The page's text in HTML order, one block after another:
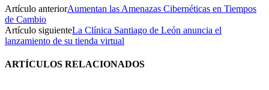
Artículo anteriorAumentan las Amenazas Cibernéticas en Tiempos
de Cambio
Artículo siguienteLa Clínica Santiago de León anuncia el
lanzamiento de su tienda virtual
ARTÍCULOS RELACIONADOS